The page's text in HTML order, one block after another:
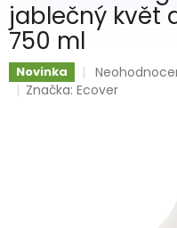
jablečný květ
750 ml
Novinka
Průměrné
hodnocení
Značka:Ecover